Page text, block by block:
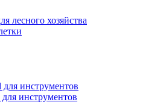
лесного хозяйства
инструментов
инструментов